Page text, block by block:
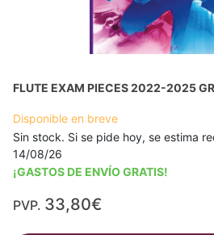
FLUTE EXAM PIECES 2022-2025
Disponible en breve
Sin stock. Si se pide hoy, se estima
14/08/26
¡GASTOS DE ENVÍO GRATIS!
PVP. 33,80€